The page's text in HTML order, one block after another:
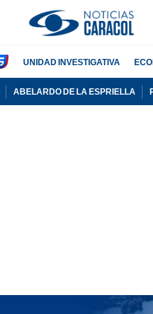
UNIDAD INVESTIGATIVA
ABELARDO DE LA ESPRIELLA